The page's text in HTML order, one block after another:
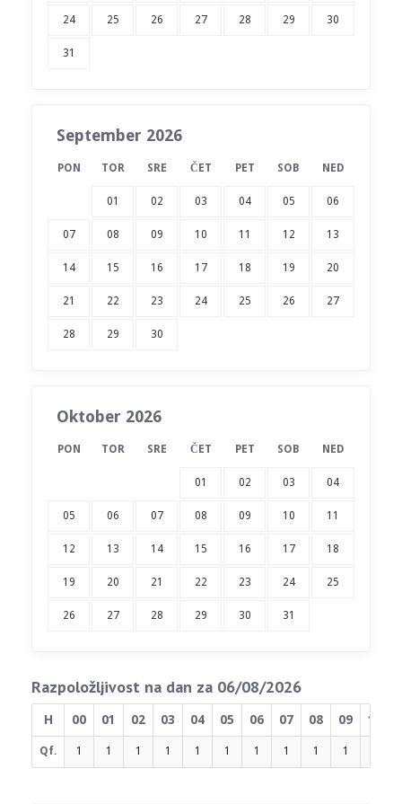
24 25 26 27 28 29 30
31
September 2026
PON TOR SRE ČET PET SOB NED
01 02 03 04 05 06
07 08 09 10 11 12 13
14 15 16 17 18 19 20
21 22 23 24 25 26 27
28 29 30
Oktober 2026
PON TOR SRE ČET PET SOB NED
01 02 03 04
05 06 07 08 09 10 11
12 13 14 15 16 17 18
19 20 21 22 23 24 25
26 27 28 29 30 31
Razpoložljivost na dan za 06/08/2026
H 00 01 02 03 04 05 06 07 08 09 10
Qf. 1 1 1 1 1 1 1 1 1 1